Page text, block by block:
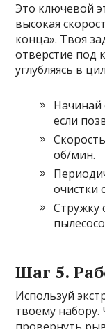
Это ключевой
высокая
конца». Твоя
отверстие под
углубляясь в
Начинай
если
об/мин.
очистки
Стружку
Шаг 5.
Используй
твоему набору.